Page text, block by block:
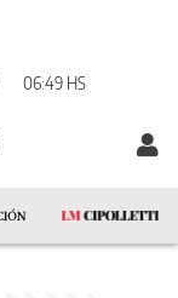
06:49 HS